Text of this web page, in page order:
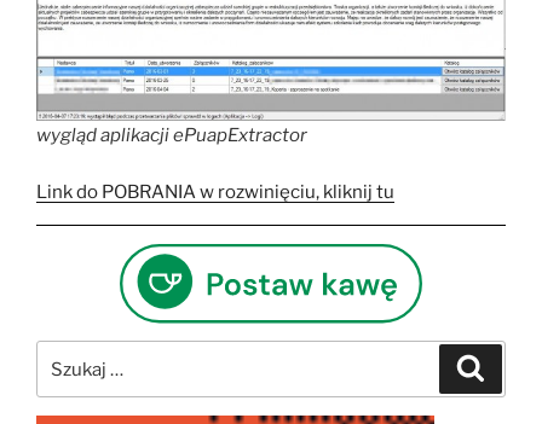
wygląd aplikacji ePuapExtractor
Link do POBRANIA w rozwinięciu, kliknij tu